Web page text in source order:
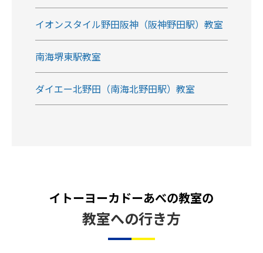
イオンスタイル野田阪神（阪神野田駅）教室
南海堺東駅教室
ダイエー北野田（南海北野田駅）教室
イトーヨーカドーあべの教室の
教室への行き方